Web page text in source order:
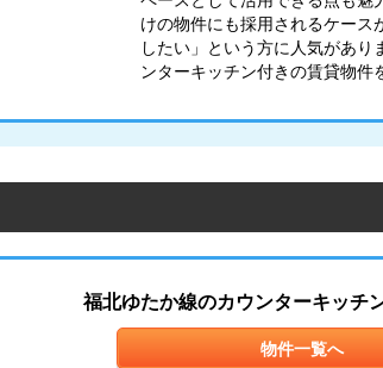
けの物件にも採用されるケース
したい」という方に人気があ
ンターキッチン付きの賃貸物件
福北ゆたか線のカウンターキッチ
物件一覧へ